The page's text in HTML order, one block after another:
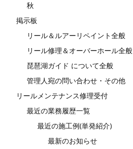
秋
掲示板
リール＆ルアーリペイント全般
リール修理＆オーバーホール全般
琵琶湖ガイド について全般
管理人宛の問い合わせ・その他
リールメンテナンス修理受付
最近の業務履歴一覧
最近の施工例(単発紹介)
最新のお知らせ